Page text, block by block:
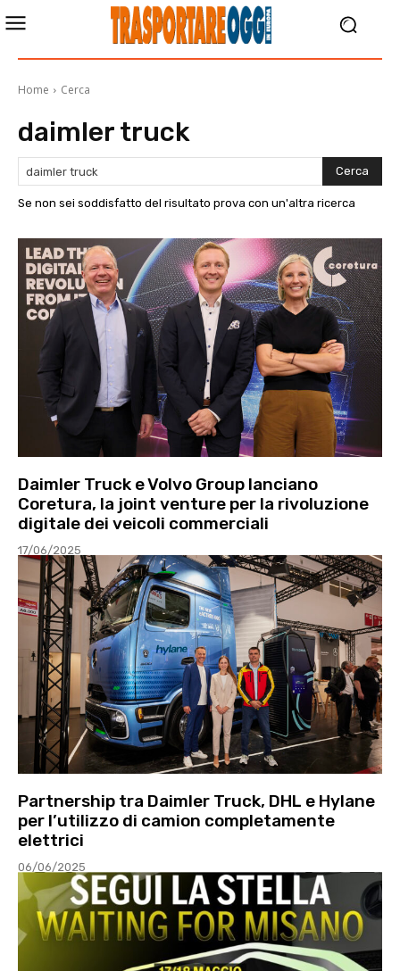
Home Cerca
daimler truck
Cerca
Se non sei soddisfatto del risultato prova con un'altra ricerca
Daimler Truck e Volvo Group lanciano
Coretura, la joint venture per la rivoluzione
digitale dei veicoli commerciali
17/06/2025
Partnership tra Daimler Truck, DHL e Hylane
per l’utilizzo di camion completamente
elettrici
06/06/2025